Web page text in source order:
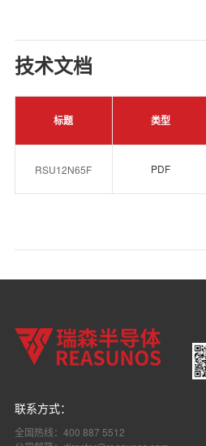
技术文档
标题 类型
RSU12N65F PDF
联系方式：
全国热线：400 887 5512